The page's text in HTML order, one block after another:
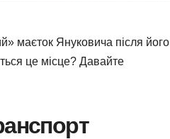
маєток Януковича після його
це місце? Давайте